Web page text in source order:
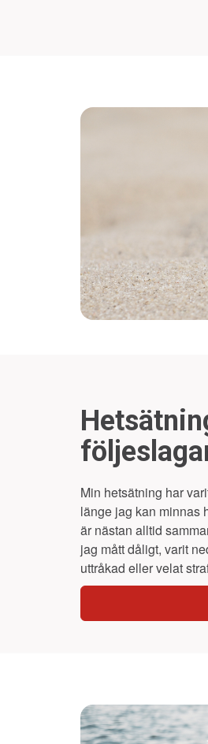
Min hetsätning har
länge jag kan minnas
är nästan alltid
jag mått dåligt, varit
uttråkad eller velat